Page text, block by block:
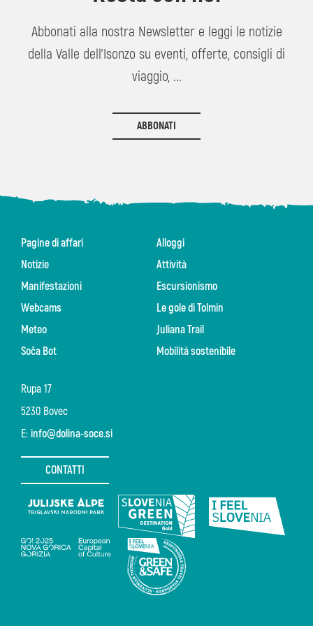
Abbonati alla nostra Newsletter e leggi le notizie
della Valle dell'Isonzo su eventi, offerte, consigli di
viaggio, ...
ABBONATI
Rupa 17
5230 Bovec
E: info@dolina-soce.si
CONTATTI
Pagine di affari
Notizie
Manifestazioni
Webcams
Meteo
Soča Bot
Alloggi
Attività
Escursionismo
Le gole di Tolmin
Juliana Trail
Mobilità sostenibile